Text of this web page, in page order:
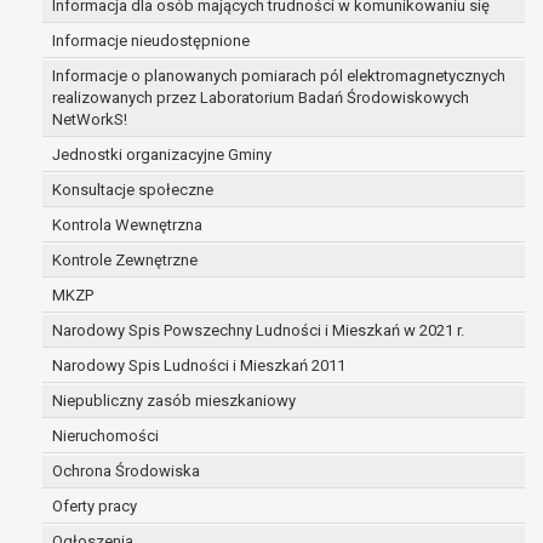
Informacja dla osób mających trudności w komunikowaniu się
Informacje nieudostępnione
Informacje o planowanych pomiarach pól elektromagnetycznych
realizowanych przez Laboratorium Badań Środowiskowych
NetWorkS!
Jednostki organizacyjne Gminy
Konsultacje społeczne
Kontrola Wewnętrzna
Kontrole Zewnętrzne
MKZP
Narodowy Spis Powszechny Ludności i Mieszkań w 2021 r.
Narodowy Spis Ludności i Mieszkań 2011
Niepubliczny zasób mieszkaniowy
Nieruchomości
Ochrona Środowiska
Oferty pracy
zabezpieczenia ewentualnych roszczeń, a w
przypadku wyrażenia zgody na przetwarzanie
danych po zakończeniu i rozliczeniu umowy, do
czasu wycofania tej zgody.
Ponadto w przypadku umów o dofinansowanie
dane osobowe od momentu pozyskania
przechowywane są przez okres wynikający z
umowy o dofinansowanie zawartej między
beneficjentem a określoną instytucją, trwałości
danego projektu i konieczności zachowania
dokumentacji projektu do celów kontrolnych.
W związku z przetwarzaniem przez
administratora danych osobowych przysługuje
Pani/Panu:
prawo dostępu do treści danych oraz
otrzymywania ich kopii na podstawie art. 15
RODO;
prawo do żądania sprostowania danych na
w przypadku gdy: